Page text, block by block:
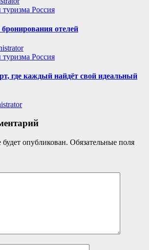
туризма Россия
отелей
туризма Россия
где каждый найдёт свой идеальный
опубликован. Обязательные поля